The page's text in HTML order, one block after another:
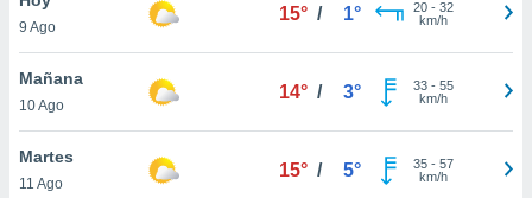
en
más
nuestra
9 Ago
15° / 1° 20- 32
km/h
Mañana
10 Ago
14° / 3° 33- 55
km/h
Martes
11 Ago
15° / 5° 35- 57
km/h